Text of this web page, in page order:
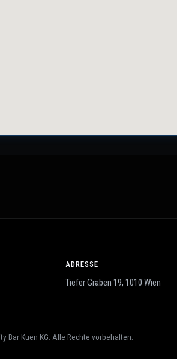
ADRESSE
Tiefer Graben 19, 1010 Wien
Bar Kuen KG. Alle Rechte vorbehalten.